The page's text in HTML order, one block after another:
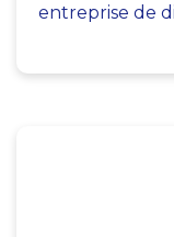
entreprise de